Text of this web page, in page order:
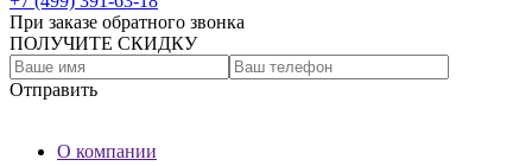
При заказе обратного звонка
ПОЛУЧИТЕ СКИДКУ
Отправить
О компании